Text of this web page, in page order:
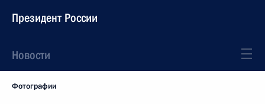
Президент России
Новости
Фотографии